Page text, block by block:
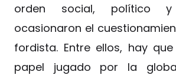
orden social, político y
ocasionaron el
fordista. Entre ellos, hay
papel jugado por la